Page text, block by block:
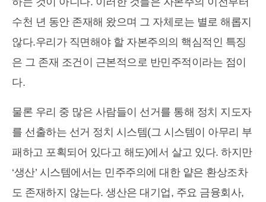
수천 년 동안 존재해 왔으며 그 자체로는 별로 해롭지
않다.우리가 직면해야 할 자본주의의 핵심적인 특징
은 그 존재 조건이 근본적으로 반민주적이라는 점이
다.
물론 우리 중 많은 사람들이 선거를 통해 정치 지도자
를 선출하는 선거 정치 시스템(그 시스템이 아무리 부
패하고 포획되어 있다고 해도)에서 살고 있다. 하지만
‘생산’ 시스템에서는 민주주의에 대한 얕은 환상조차
도 존재하지 않는다. 생산은 대기업, 주요 금융회사,